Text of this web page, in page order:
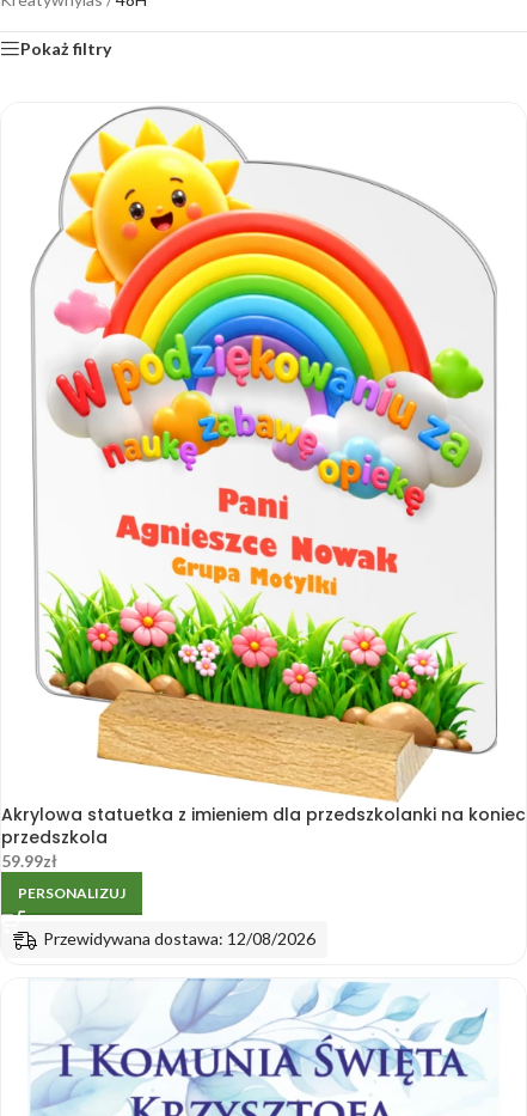
Pokaż filtry
Akrylowa statuetka z imieniem dla przedszkolanki na koniec
przedszkola
59.99zł
PERSONALIZUJ
Przewidywana dostawa: 12/08/2026